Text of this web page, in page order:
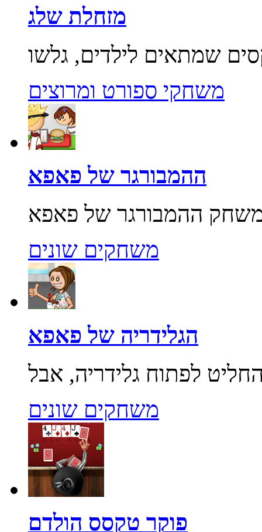
מזחלת שלג
משחקי ספורט ומרוצים
ההמבורגר של פאפא
משחקים שונים
הגלידריה של פאפא
משחקים שונים
פוקר טקסס הולדם